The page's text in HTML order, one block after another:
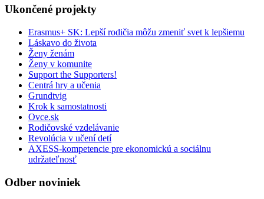
Ukončené projekty
Erasmus+ SK: Lepší rodičia môžu zmeniť svet k lepšiemu
Láskavo do života
Ženy ženám
Ženy v komunite
Support the Supporters!
Centrá hry a učenia
Grundtvig
Krok k samostatnosti
Ovce.sk
Rodičovské vzdelávanie
Revolúcia v učení detí
AXESS-kompetencie pre ekonomickú a sociálnu
udržateľnosť
Odber noviniek